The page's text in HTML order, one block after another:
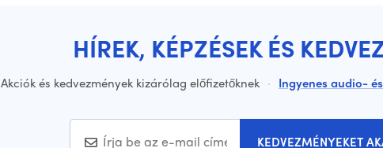
HÍREK, KÉPZÉSEK ÉS
Akciók és kedvezmények kizárólag előfizetőknek · Ingyenes audio-
KEDVEZMÉNYEKET